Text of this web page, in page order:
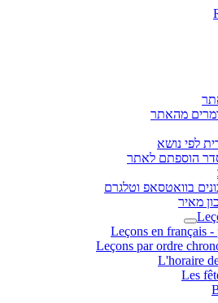
מהאתר
לפי נושא
הוספתם לאתר
בוואטסאפ וטלגרם
מאיר
Leçons en français -
Leçons par ordre
L'horaire
Les